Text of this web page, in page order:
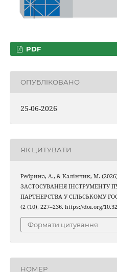
PDF
ОПУБЛІКОВАНО
25-06-2026
ЯК ЦИТУВАТИ
Ребрина, А., & Калінчик, М.
ЗАСТОСУВАННЯ ІНСТРУМЕНТУ
ПАРТНЕРСТВА У СІЛЬСЬКОМУ
(2 (10), 227–236. https://doi.org/
Формати цитування
НОМЕР